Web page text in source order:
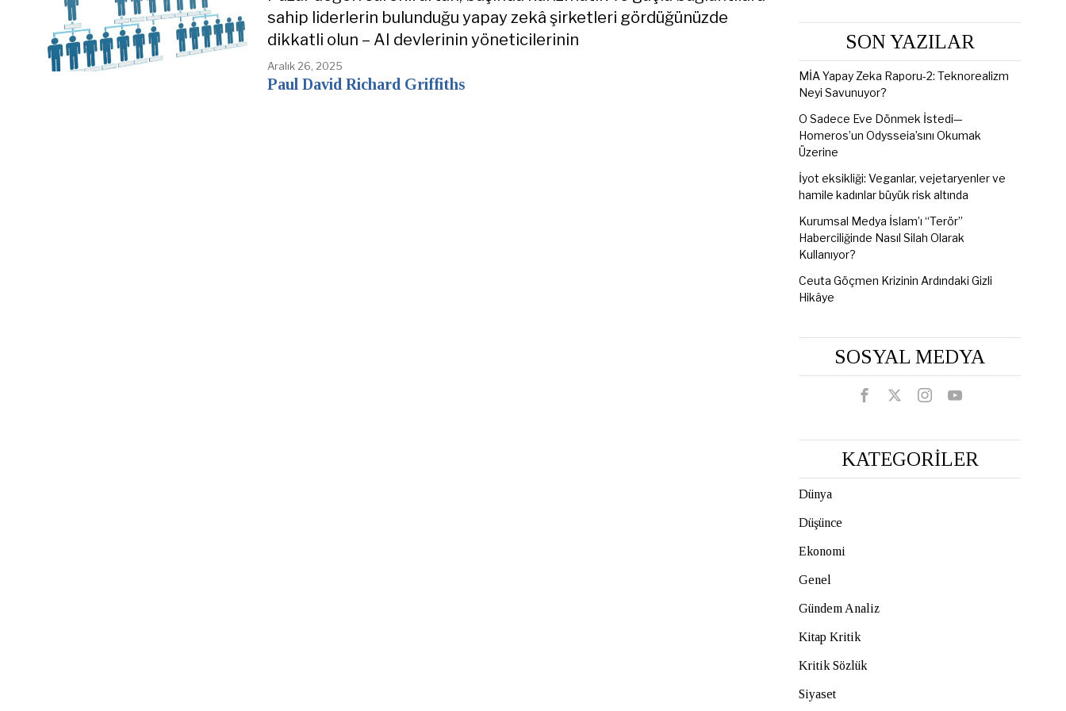
sahip liderlerin bulunduğu yapay zekâ şirketleri gördüğünüzde
dikkatli olun – AI devlerinin yöneticilerinin
Aralık 26, 2025
Paul David Richard Griffiths
SON YAZILAR
MİA Yapay Zeka Raporu-2: Teknorealizm
Neyi Savunuyor?
O Sadece Eve Dönmek İstedi—
Homeros’un Odysseia’sını Okumak
Üzerine
İyot eksikliği: Veganlar, vejetaryenler ve
hamile kadınlar büyük risk altında
Kurumsal Medya İslam’ı “Terör”
Haberciliğinde Nasıl Silah Olarak
Kullanıyor?
Ceuta Göçmen Krizinin Ardındaki Gizli
Hikâye
SOSYAL MEDYA
KATEGORİLER
Dünya
Düşünce
Ekonomi
Genel
Gündem Analiz
Kitap Kritik
Kritik Sözlük
Siyaset